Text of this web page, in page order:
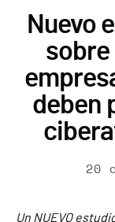
Nuevo
deben
20
Un NUEVO